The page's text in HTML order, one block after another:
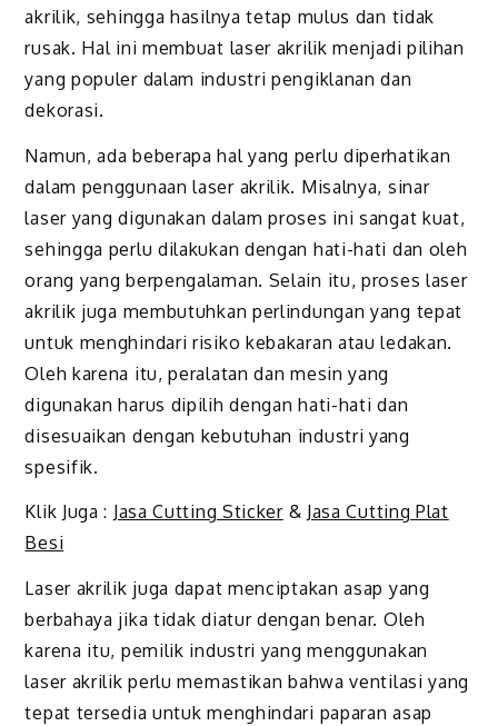
akrilik, sehingga hasilnya tetap mulus dan tidak
rusak. Hal ini membuat laser akrilik menjadi pilihan
yang populer dalam industri pengiklanan dan
dekorasi.
Namun, ada beberapa hal yang perlu diperhatikan
dalam penggunaan laser akrilik. Misalnya, sinar
laser yang digunakan dalam proses ini sangat kuat,
sehingga perlu dilakukan dengan hati-hati dan oleh
orang yang berpengalaman. Selain itu, proses laser
akrilik juga membutuhkan perlindungan yang tepat
untuk menghindari risiko kebakaran atau ledakan.
Oleh karena itu, peralatan dan mesin yang
digunakan harus dipilih dengan hati-hati dan
disesuaikan dengan kebutuhan industri yang
spesifik.
Klik Juga : Jasa Cutting Sticker& Jasa Cutting Plat
Besi
Laser akrilik juga dapat menciptakan asap yang
berbahaya jika tidak diatur dengan benar. Oleh
karena itu, pemilik industri yang menggunakan
laser akrilik perlu memastikan bahwa ventilasi yang
tepat tersedia untuk menghindari paparan asap